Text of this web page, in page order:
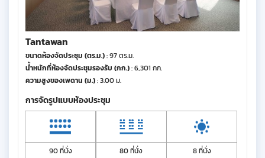
Tantawan
ขนาดห้องจัดประชุม (ตร.ม.): 97 ตร.ม.
น้ำหนักที่ห้องจัดประชุมรองรับ (กก.): 6,301 กก.
ความสูงของเพดาน (ม.): 3.00 ม.
การจัดรูปแบบห้องประชุม
90 ที่นั่ง 80 ที่นั่ง 8 ที่นั่ง